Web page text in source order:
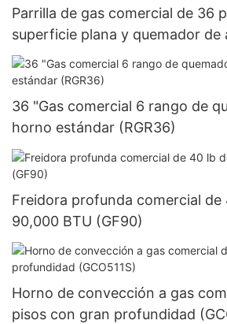
Parrilla de gas comercial de 36
superficie plana y quemador de
de U, 90 000 BTU/HR (EGG36S)
36 "Gas comercial 6 rango de
horno estándar (RGR36)
Freidora profunda comercial
90,000 BTU (GF90)
Horno de convección a gas
pisos con gran profundidad